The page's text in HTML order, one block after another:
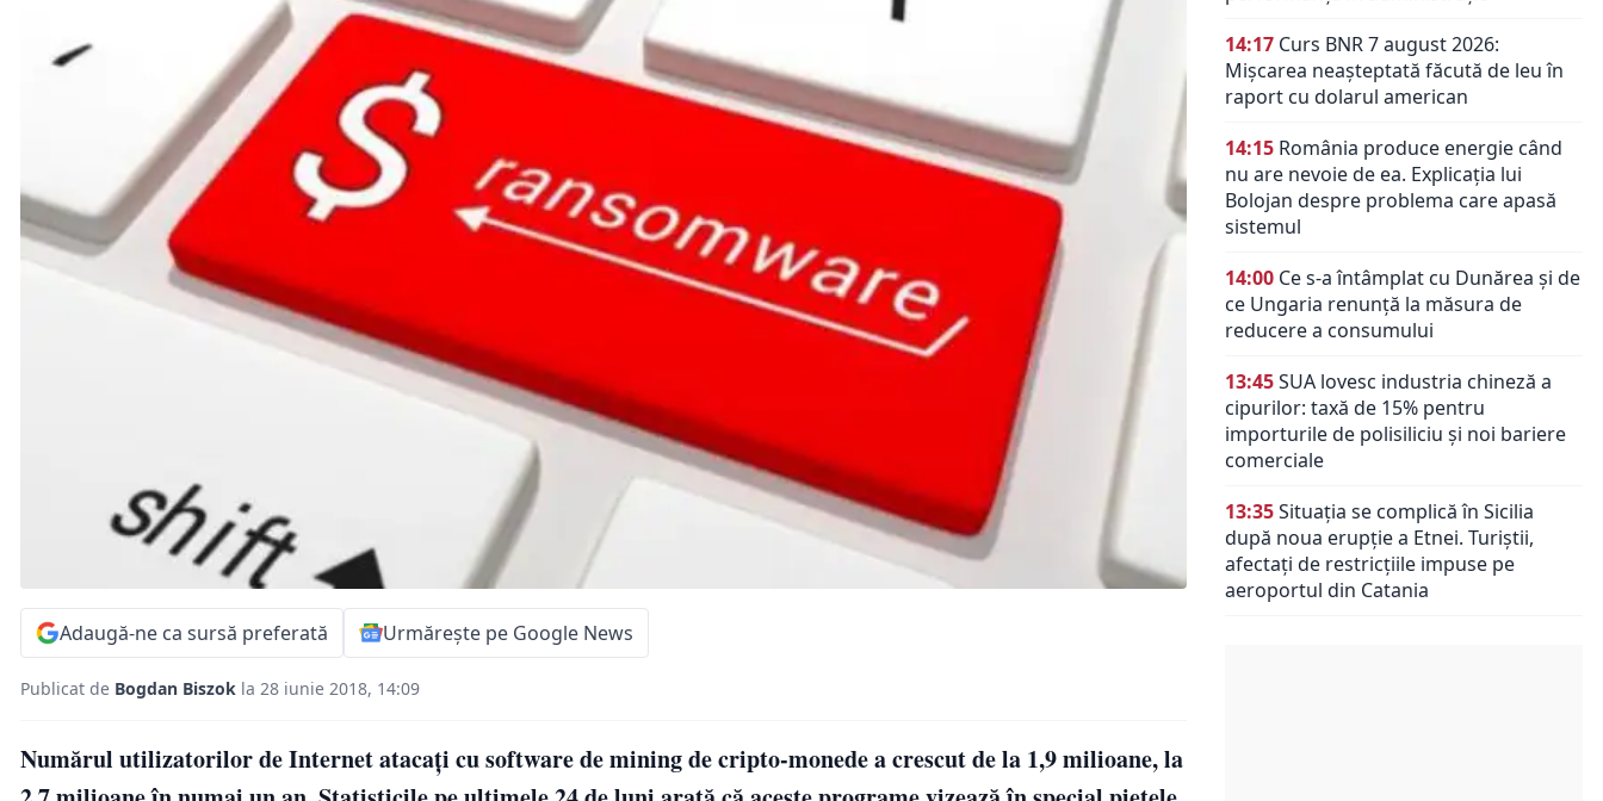
Adaugă-ne ca sursă preferată Urmărește pe Google News
Publicat de Bogdan Biszok la 28 iunie 2018, 14:09
Numărul utilizatorilor de Internet atacați cu software de mining de cripto-monede a crescut de la 1,9 milioane, la
14:17 Curs BNR 7 august 2026:
Mișcarea neașteptată făcută de leu în
raport cu dolarul american
14:15 România produce energie când
nu are nevoie de ea. Explicația lui
Bolojan despre problema care apasă
sistemul
14:00 Ce s-a întâmplat cu Dunărea și de
ce Ungaria renunță la măsura de
reducere a consumului
13:45SUA lovesc industria chineză a
cipurilor: taxă de 15% pentru
importurile de polisiliciu și noi bariere
comerciale
13:35Situația se complică în Sicilia
după noua erupție a Etnei. Turiștii,
afectați de restricțiile impuse pe
aeroportul din Catania